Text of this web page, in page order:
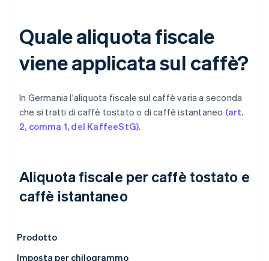
Quale aliquota fiscale
viene applicata sul caffè?
In Germania l'aliquota fiscale sul caffè varia a seconda
che si tratti di caffè tostato o di caffè istantaneo (art.
2, comma 1, del KaffeeStG).
Aliquota fiscale per caffè tostato e
caffè istantaneo
Prodotto
Imposta per chilogrammo